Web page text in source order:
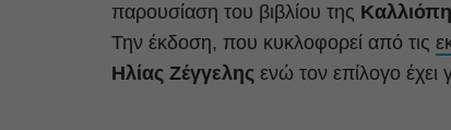
παρουσίαση του βιβλίου της
Την έκδοση, που κυκλοφορεί από τις
Ηλίας Ζέγγελης ενώ τον επίλογο έχει